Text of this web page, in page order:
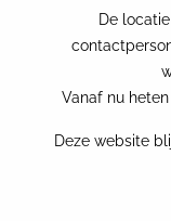
AFAS Open
waar
Hendarin
De
Vanaf nu heten
Deze website